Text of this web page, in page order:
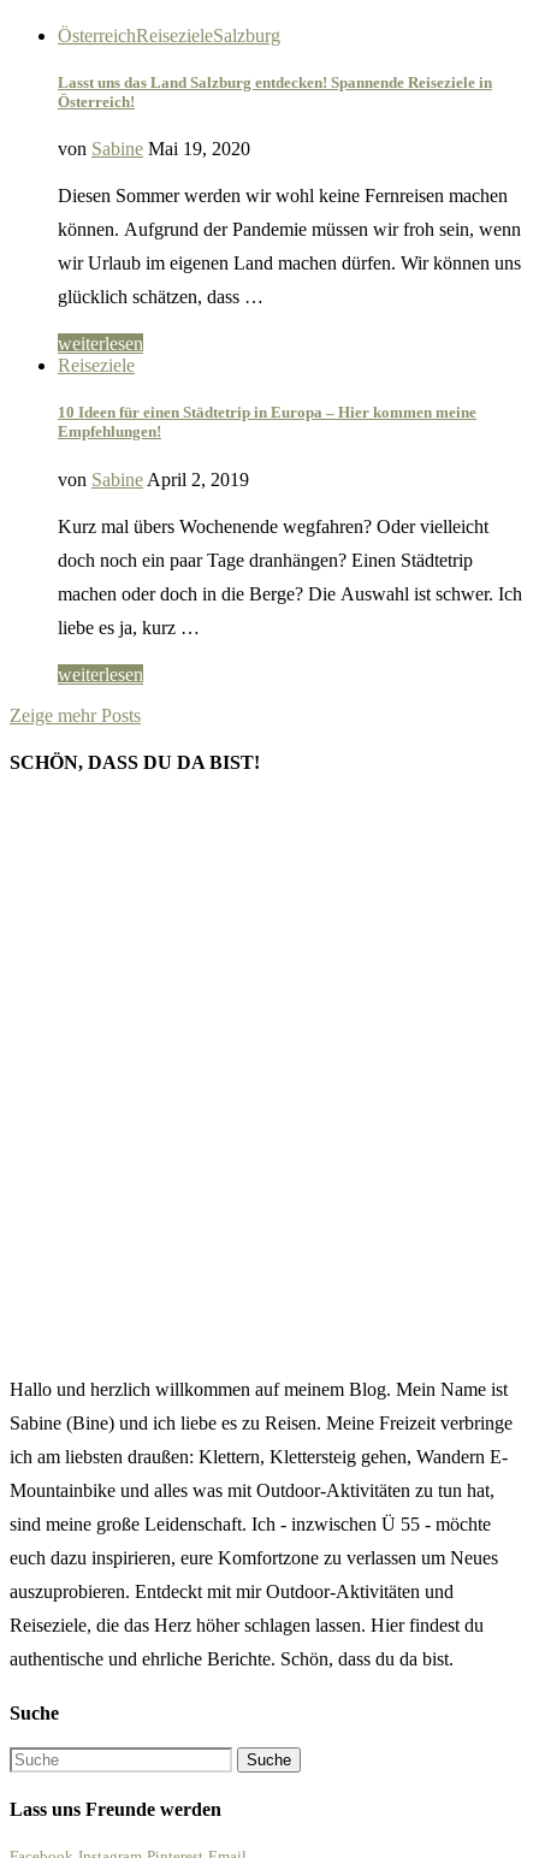
ÖsterreichReisezieleSalzburg
Lasst uns das Land Salzburg entdecken! Spannende Reiseziele in
Österreich!
von Sabine Mai 19, 2020
Diesen Sommer werden wir wohl keine Fernreisen machen
können. Aufgrund der Pandemie müssen wir froh sein, wenn
wir Urlaub im eigenen Land machen dürfen. Wir können uns
glücklich schätzen, dass …
weiterlesen
Reiseziele
10 Ideen für einen Städtetrip in Europa – Hier kommen meine
Empfehlungen!
von Sabine April 2, 2019
Kurz mal übers Wochenende wegfahren? Oder vielleicht
doch noch ein paar Tage dranhängen? Einen Städtetrip
machen oder doch in die Berge? Die Auswahl ist schwer. Ich
liebe es ja, kurz …
weiterlesen
Zeige mehr Posts
SCHÖN, DASS DU DA BIST!
Hallo und herzlich willkommen auf meinem Blog. Mein Name ist
Sabine (Bine) und ich liebe es zu Reisen. Meine Freizeit verbringe
ich am liebsten draußen: Klettern, Klettersteig gehen, Wandern E-
Mountainbike und alles was mit Outdoor-Aktivitäten zu tun hat,
sind meine große Leidenschaft. Ich - inzwischen Ü 55 - möchte
euch dazu inspirieren, eure Komfortzone zu verlassen um Neues
auszuprobieren. Entdeckt mit mir Outdoor-Aktivitäten und
Reiseziele, die das Herz höher schlagen lassen. Hier findest du
authentische und ehrliche Berichte. Schön, dass du da bist.
Suche
Lass uns Freunde werden